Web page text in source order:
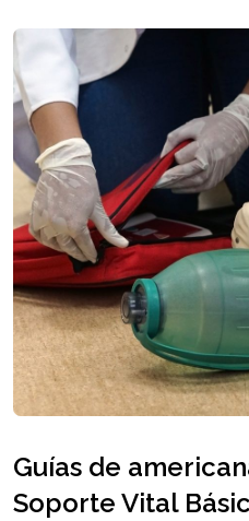
Guías de
Soporte Vital